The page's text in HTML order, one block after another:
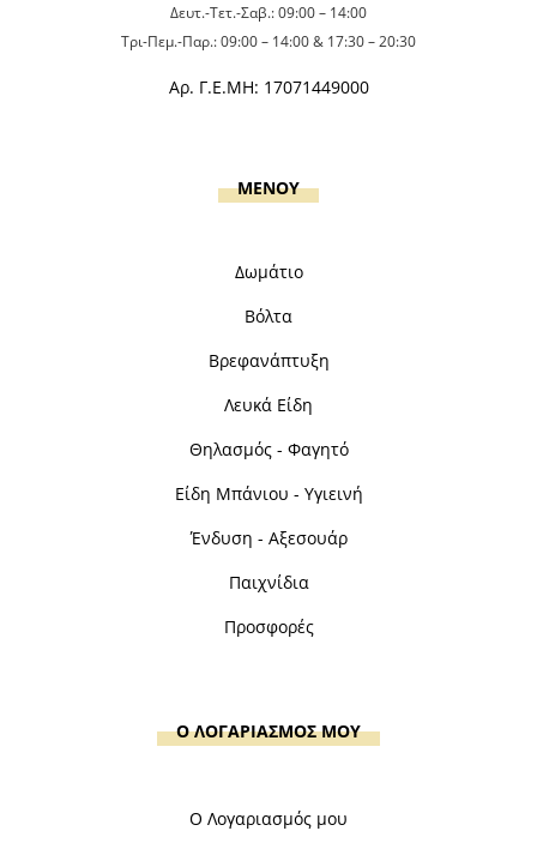
Δευτ.-Τετ.-Σαβ.: 09:00 – 14:00
Τρι-Πεμ.-Παρ.: 09:00 – 14:00 & 17:30 – 20:30
Αρ. Γ.Ε.ΜΗ: 17071449000
MENOY
Δωμάτιο
Βόλτα
Βρεφανάπτυξη
Λευκά Είδη
Θηλασμός - Φαγητό
Είδη Μπάνιου - Υγιεινή
Ένδυση - Αξεσουάρ
Παιχνίδια
Προσφορές
Ο ΛΟΓΑΡΙΑΣΜΟΣ ΜΟΥ
Ο Λογαριασμός μου